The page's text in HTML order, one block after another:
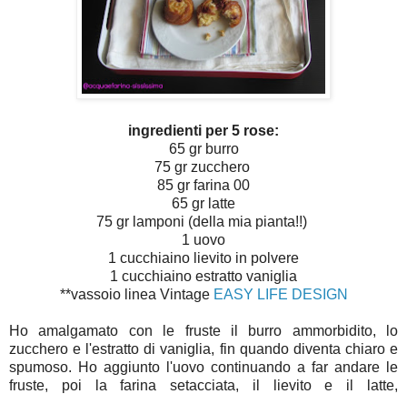
ingredienti per 5 rose:
65 gr burro
75 gr zucchero
85 gr farina 00
65 gr latte
75 gr lamponi (della mia pianta!!)
1 uovo
1 cucchiaino lievito in polvere
1 cucchiaino estratto vaniglia
**vassoio linea Vintage EASY LIFE DESIGN
Ho amalgamato con le fruste il burro ammorbidito, lo
zucchero e l'estratto di vaniglia, fin quando diventa chiaro e
spumoso. Ho aggiunto l'uovo continuando a far andare le
fruste, poi la farina setacciata, il lievito e il latte,